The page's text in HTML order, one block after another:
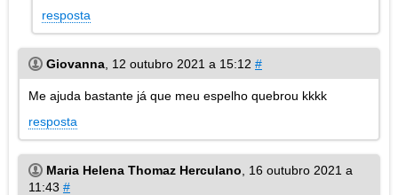
resposta
Giovanna 12 outubro 2021 a 15:12 #
Me ajuda bastante já que meu espelho quebrou kkkk
resposta
Maria Helena Thomaz Herculano
16 outubro 2021 a
11:43 #